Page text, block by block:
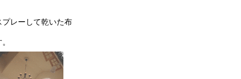
レーして乾いた布